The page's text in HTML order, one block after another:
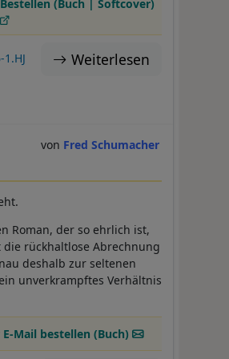
Bestellen (Buch | Softcover)
Weiterlesen
Fred Schumacher
Roman, der so ehrlich ist,
die rückhaltlose Abrechnung
deshalb zur seltenen
unverkrampftes Verhältnis
E-Mail bestellen (Buch)